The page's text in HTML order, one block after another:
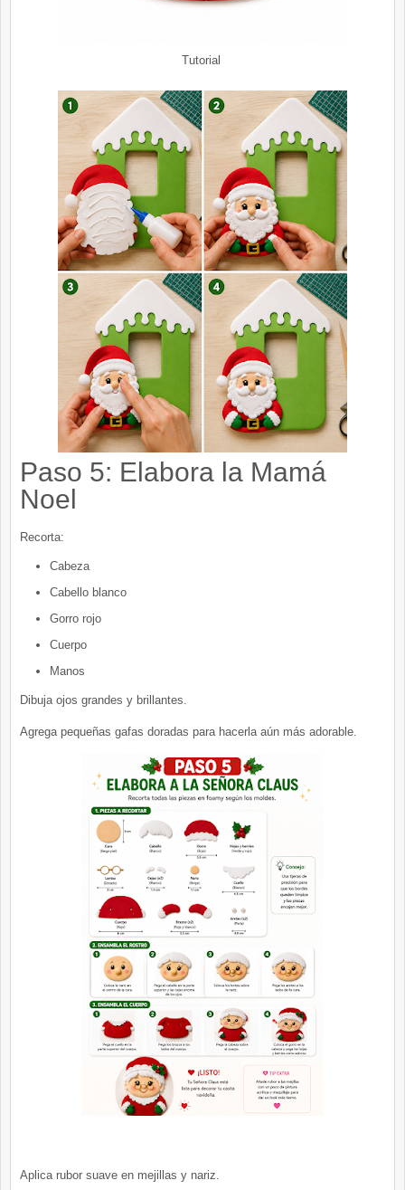
Tutorial
Paso 5: Elabora la Mamá
Noel
Recorta:
Cabeza
Cabello blanco
Gorro rojo
Cuerpo
Manos
Dibuja ojos grandes y brillantes.
Agrega pequeñas gafas doradas para hacerla aún más adorable.
Aplica rubor suave en mejillas y nariz.